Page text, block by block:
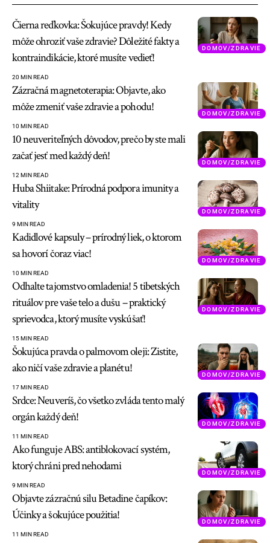
DOMOV/ZDRAVIE
Čierna reďkovka: Šokujúce pravdy! Kedy
môže ohroziť vaše zdravie? Dôležité fakty a
kontraindikácie, ktoré musíte vedieť!
20 MIN READ
DOMOV/ZDRAVIE
Zázračná magnetoterapia: Objavte, ako
môže zmeniť vaše zdravie a pohodu!
10 MIN READ
DOMOV/ZDRAVIE
10 neuveriteľných dôvodov, prečo by ste mali
začať jesť med každý deň!
12 MIN READ
DOMOV/ZDRAVIE
Huba Shiitake: Prírodná podpora imunity a
vitality
9 MIN READ
DOMOV/ZDRAVIE
Kadidlové kapsuly – prírodný liek, o ktorom
sa hovorí čoraz viac!
10 MIN READ
DOMOV/ZDRAVIE
Odhalte tajomstvo omladenia! 5 tibetských
rituálov pre vaše telo a dušu – praktický
sprievodca, ktorý musíte vyskúšať!
15 MIN READ
DOMOV/ZDRAVIE
Šokujúca pravda o palmovom oleji: Zistite,
ako ničí vaše zdravie a planétu!
17 MIN READ
DOMOV/ZDRAVIE
Srdce: Neuveríš, čo všetko zvláda tento malý
orgán každý deň!
11 MIN READ
DOMOV/ZDRAVIE
Ako funguje ABS: antiblokovací systém,
ktorý chráni pred nehodami
9 MIN READ
DOMOV/ZDRAVIE
Objavte zázračnú silu Betadine čapíkov:
Účinky a šokujúce použitia!
11 MIN READ